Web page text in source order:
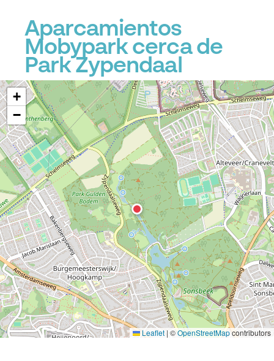
Aparcamientos
Mobypark cerca de
Park Zypendaal
+
−
Leaflet | ©OpenStreetMapcontributors